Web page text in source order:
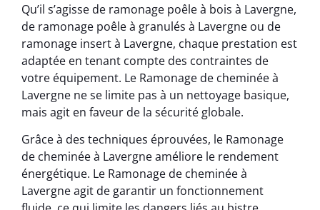
Qu’il s’agisse de ramonage poêle à bois à Lavergne,
de ramonage poêle à granulés à Lavergne ou de
ramonage insert à Lavergne, chaque prestation est
adaptée en tenant compte des contraintes de
votre équipement. Le Ramonage de cheminée à
Lavergne ne se limite pas à un nettoyage basique,
mais agit en faveur de la sécurité globale.
Grâce à des techniques éprouvées, le Ramonage
de cheminée à Lavergne améliore le rendement
énergétique. Le Ramonage de cheminée à
Lavergne agit de garantir un fonctionnement